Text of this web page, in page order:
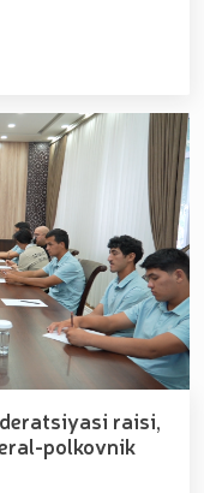
raisi,
polkovnik